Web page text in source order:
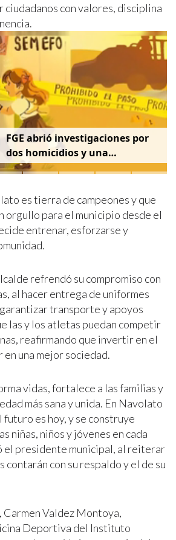
ciudadanos con valores, disciplina
FGE abrió investigaciones por
dos homicidios y una
desaparición el 7 de agosto
es tierra de campeones y que
orgullo para el municipio desde el
entrenar, esforzarse y
refrendó su compromiso con
al hacer entrega de uniformes
transporte y apoyos
las y los atletas puedan competir
reafirmando que invertir en el
una mejor sociedad.
vidas, fortalece a las familias y
más sana y unida. En Navolato
es hoy, y se construye
niñas, niños y jóvenes en cada
el presidente municipal, al reiterar
contarán con su respaldo y el de su
Valdez Montoya,
Deportiva del Instituto